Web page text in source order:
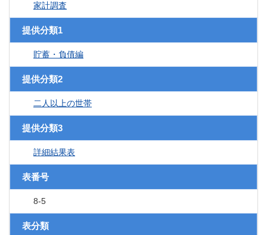
家計調査
提供分類1
貯蓄・負債編
提供分類2
二人以上の世帯
提供分類3
詳細結果表
表番号
8-5
表分類